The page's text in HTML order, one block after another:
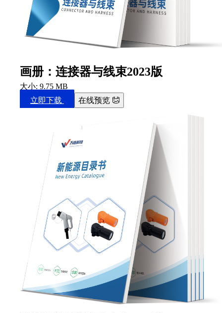
画册：连接器与线束2023版
大小: 9.75 MB
立即下载
在线预览